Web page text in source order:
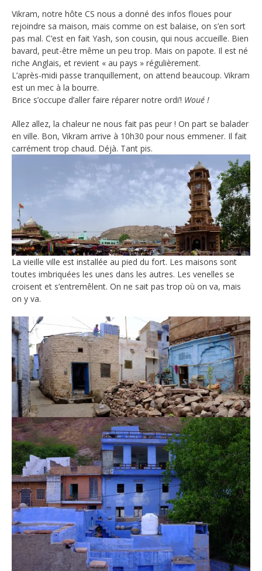
Vikram, notre hôte CS nous a donné des infos floues pour
rejoindre sa maison, mais comme on est balaise, on s’en sort
pas mal. C’est en fait Yash, son cousin, qui nous accueille. Bien
bavard, peut-être même un peu trop. Mais on papote. Il est né
riche Anglais, et revient « au pays » régulièrement.
L’après-midi passe tranquillement, on attend beaucoup. Vikram
est un mec à la bourre.
Brice s’occupe d’aller faire réparer notre ordi’! Woué !
Allez allez, la chaleur ne nous fait pas peur ! On part se balader
en ville. Bon, Vikram arrive à 10h30 pour nous emmener. Il fait
carrément trop chaud. Déjà. Tant pis.
La vieille ville est installée au pied du fort. Les maisons sont
toutes imbriquées les unes dans les autres. Les venelles se
croisent et s’entremêlent. On ne sait pas trop où on va, mais
on y va.